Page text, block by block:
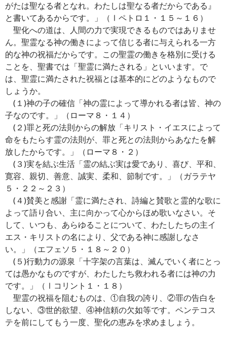
がたは聖なる者となれ。わたしは聖なる者だからである』
と書いてあるからです。」（Ⅰペトロ１・１５～１６）
聖化への道は、人間の力で実現できるものではありませ
ん。聖霊なる神の働きによって信じる者に与えられる一方
的な神の祝福だからです。この聖霊の働きを格別に受ける
ことを、聖書では「聖霊に満たされる」といいます。で
は、聖霊に満たされた祝福とは基本的にどのようなもので
しょうか。
(１)神の子の確信「神の霊によって導かれる者は皆、神の
子なのです。」（ローマ８・１４）
(２)罪と死の法則からの解放「キリスト・イエスによって
命をもたらす霊の法則が、罪と死との法則からあなたを解
放したからです。」（ローマ８・２）
(３)実を結ぶ生活「霊の結ぶ実は愛であり、喜び、平和、
寛容、親切、善意、誠実、柔和、節制です。」（ガラテヤ
５・２２～２３）
(４)賛美と感謝「霊に満たされ、詩編と賛歌と霊的な歌に
よって語り合い、主に向かって心からほめ歌いなさい。そ
して、いつも、あらゆることについて、わたしたちの主イ
エス・キリストの名により、父である神に感謝しなさ
い。」（エフェソ５・１８～２０）
(５)行動力の源泉「十字架の言葉は、滅んでいく者にとっ
ては愚かなものですが、わたしたち救われる者には神の力
です。」（Ⅰコリント１・１８）
聖霊の祝福を阻むものは、①自我の誇り、②罪の告白を
しない、③世的欲望、④神信頼の欠如等です。ペンテコス
テを前にしてもう一度、聖化の恵みを求めましょう。